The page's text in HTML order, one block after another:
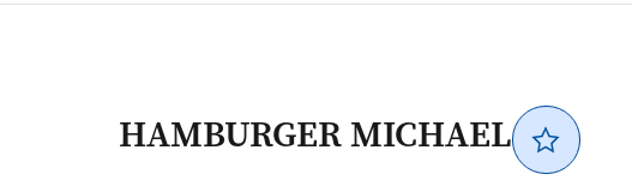
HAMBURGER MICHAEL